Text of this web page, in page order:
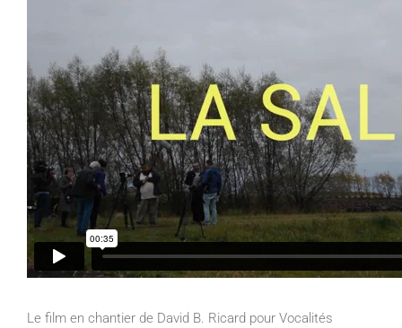
Le film en chantier de David B. Ricard pour Vocalités